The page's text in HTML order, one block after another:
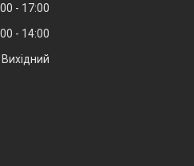
17:00
14:00
Вихідний